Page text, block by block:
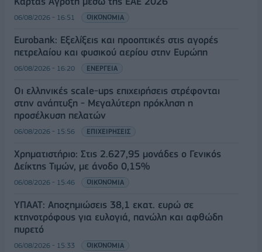
06/08/2026 - 16:51 ΟΙΚΟΝΟΜΙΑ
Eurobank: Εξελίξεις και προοπτικές στις αγορές
πετρελαίου και φυσικού αερίου στην Ευρώπη
06/08/2026 - 16:20 ΕΝΕΡΓΕΙΑ
Οι ελληνικές scale-ups επιχειρήσεις στρέφονται
στην ανάπτυξη - Μεγαλύτερη πρόκληση η
προσέλκυση πελατών
06/08/2026 - 15:56 ΕΠΙΧΕΙΡΗΣΕΙΣ
Χρηματιστήριο: Στις 2.627,95 μονάδες ο Γενικός
Δείκτης Τιμών, με άνοδο 0,15%
06/08/2026 - 15:46 ΟΙΚΟΝΟΜΙΑ
ΥΠΑΑΤ: Αποζημιώσεις 38,1 εκατ. ευρώ σε
κτηνοτρόφους για ευλογιά, πανώλη και αφθώδη
πυρετό
06/08/2026 - 15:33 ΟΙΚΟΝΟΜΙΑ